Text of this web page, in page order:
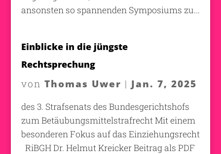
ansonsten so spannenden Symposiums zu...
Einblicke in die jüngste
Rechtsprechung
von Thomas Uwer | Jan. 7, 2025
des 3. Strafsenats des Bundesgerichtshofs
zum Betäubungsmittelstrafrecht Mit einem
besonderen Fokus auf das Einziehungsrecht
RiBGH Dr. Helmut Kreicker Beitrag als PDF